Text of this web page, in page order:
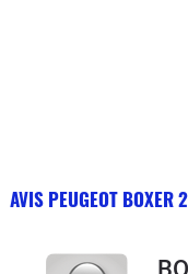
AVIS PEUGEOT BOXER 2